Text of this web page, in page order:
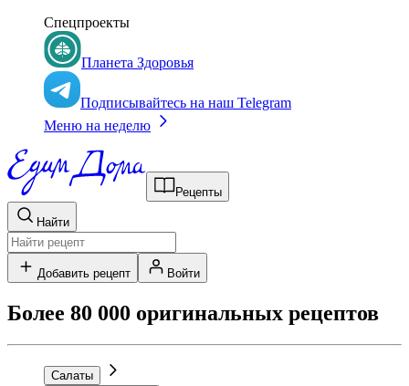
Спецпроекты
Планета Здоровья
Подписывайтесь на наш Telegram
Меню на неделю
Рецепты
Найти
Добавить рецепт Войти
Более 80 000 оригинальных рецептов
Салаты